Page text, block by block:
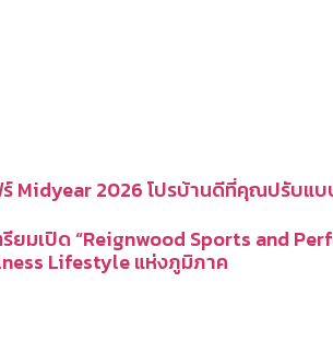
Midyear 2026 โปรบ้านดีที่คุณปรับแบ
รียมเปิด “Reignwood Sports and
Lifestyle แห่งภูมิภาค